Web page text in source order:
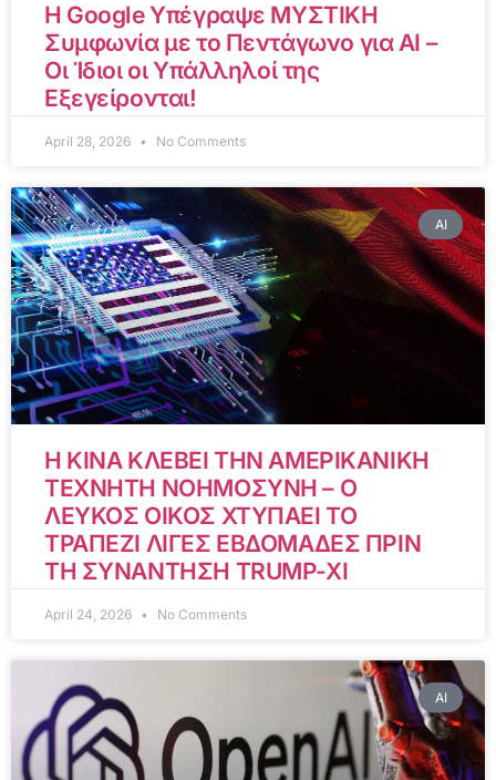
Η Google Υπέγραψε ΜΥΣΤΙΚΗ
Συμφωνία με το Πεντάγωνο για AI –
Οι Ίδιοι οι Υπάλληλοί της
Εξεγείρονται!
April 28, 2026 No Comments
AI
Η ΚΙΝΑ ΚΛΕΒΕΙ ΤΗΝ ΑΜΕΡΙΚΑΝΙΚΗ
ΤΕΧΝΗΤΗ ΝΟΗΜΟΣΥΝΗ – Ο
ΛΕΥΚΟΣ ΟΙΚΟΣ ΧΤΥΠΑΕΙ ΤΟ
ΤΡΑΠΕΖΙ ΛΙΓΕΣ ΕΒΔΟΜΑΔΕΣ ΠΡΙΝ
ΤΗ ΣΥΝΑΝΤΗΣΗ TRUMP-XI
April 24, 2026 No Comments
AI